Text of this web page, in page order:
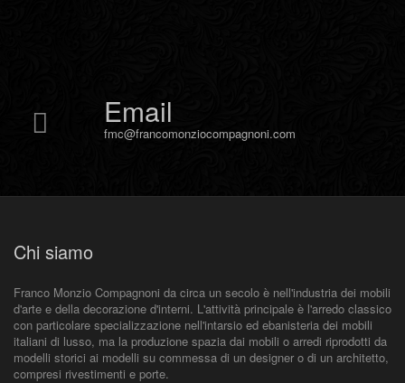
Email
fmc@francomonziocompagnoni.com
Chi siamo
Franco Monzio Compagnoni da circa un secolo è nell'industria dei mobili
d'arte e della decorazione d'interni. L'attività principale è l'arredo classico
con particolare specializzazione nell'intarsio ed ebanisteria dei mobili
italiani di lusso, ma la produzione spazia dai mobili o arredi riprodotti da
modelli storici ai modelli su commessa di un designer o di un architetto,
compresi rivestimenti e porte.